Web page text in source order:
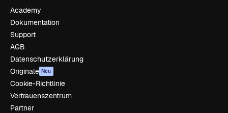
Academy
Dokumentation
Support
AGB
Datenschutzerklärung
Originale Neu
Cookie-Richtlinie
Vertrauenszentrum
Partner